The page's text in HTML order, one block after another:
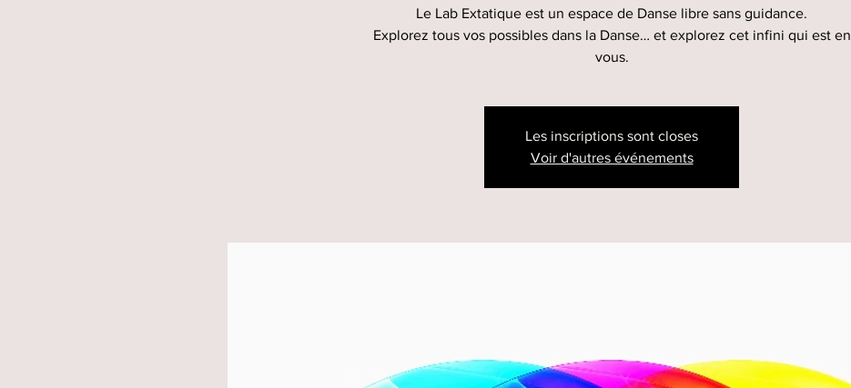
Le Lab Extatique est un espace de Danse libre sans guidance.
Explorez tous vos possibles dans la Danse… et explorez cet infini qui est en
vous.
Les inscriptions sont closes
Voir d'autres événements